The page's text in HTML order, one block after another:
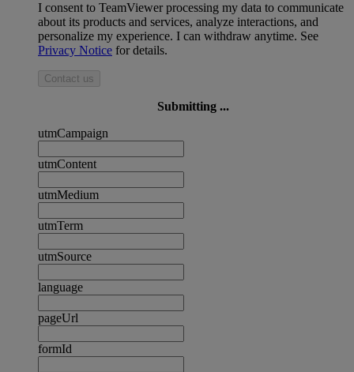
I consent to TeamViewer processing my data to communicate
about its products and services, analyze interactions, and
personalize my experience. I can withdraw anytime. See
Privacy Notice for details.
Contact us
Submitting ...
utmCampaign
utmContent
utmMedium
utmTerm
utmSource
language
pageUrl
formId